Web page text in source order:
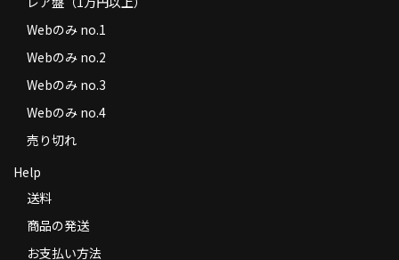
Webのみ no.1
Webのみ no.2
Webのみ no.3
Webのみ no.4
売り切れ
Help
送料
商品の発送
お支払い方法